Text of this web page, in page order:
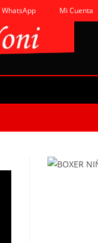
WhatsApp Mi Cuenta